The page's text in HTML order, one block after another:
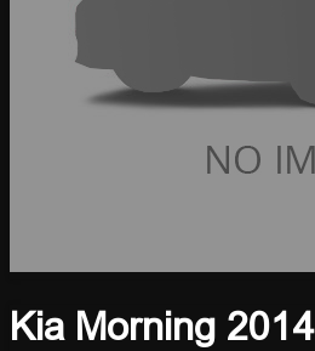
Kia Morning 2014